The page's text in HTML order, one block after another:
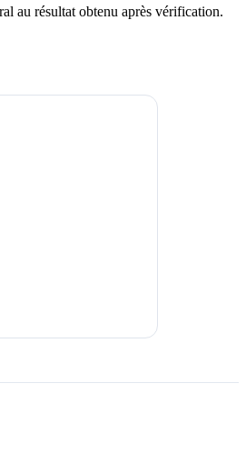
au résultat obtenu après vérification.